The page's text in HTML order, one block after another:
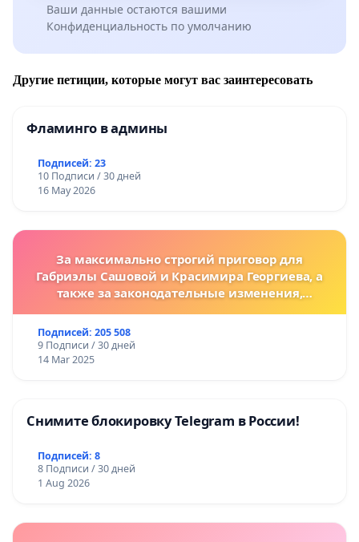
Ваши данные остаются вашими
Конфиденциальность по умолчанию
Другие петиции, которые могут вас заинтересовать
Фламинго в админы
Подписей: 23
10 Подписи / 30 дней
16 May 2026
За максимально строгий приговор для
Габриэлы Сашовой и Красимира Георгиева, а
также за законодательные изменения,
за преступления против животных!
Подписей: 205 508
9 Подписи / 30 дней
14 Mar 2025
Снимите блокировку Telegram в России!
Подписей: 8
8 Подписи / 30 дней
1 Aug 2026